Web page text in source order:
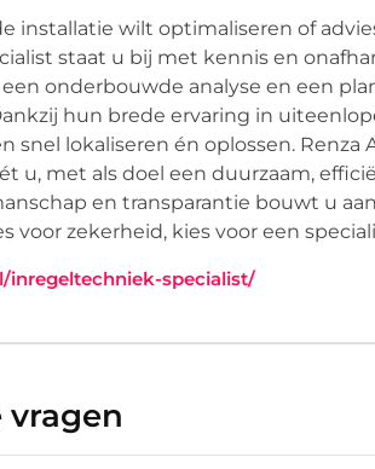
installatie wilt optimaliseren of
staat u bij met kennis en
onderbouwde analyse en een
hun brede ervaring in
snel lokaliseren én oplossen. Renza
u, met als doel een duurzaam,
en transparantie bouwt u
voor zekerheid, kies voor een
inregeltechniek-specialist/
vragen